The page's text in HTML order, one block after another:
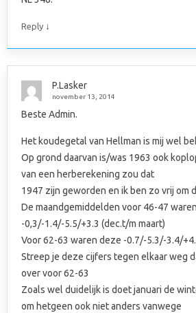
Reply ↓
P.Lasker
november 13, 2014
Beste Admin.
Het koudegetal van Hellman is mij wel
Op grond daarvan is/was 1963 ook
van een herberekening zou dat
1947 zijn geworden en ik ben zo vrij om
De maandgemiddelden voor 46-47
-0,3/-1.4/-5.5/+3.3 (dec.t/m maart)
Voor 62-63 waren deze -0.7/-5.3/-3.4/
Streep je deze cijfers tegen elkaar weg
over voor 62-63
Zoals wel duidelijk is doet januari de
om hetgeen ook niet anders vanwege